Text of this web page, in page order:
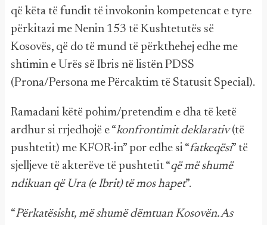
që këta të fundit të invokonin kompetencat e tyre
përkitazi me Nenin 153 të Kushtetutës së
Kosovës, që do të mund të përkthehej edhe me
shtimin e Urës së Ibris në listën PDSS
(Prona/Persona me Përcaktim të Statusit Special).
Ramadani këtë pohim/pretendim e dha të ketë
ardhur si rrjedhojë e “konfrontimit deklarativ(të
pushtetit) me KFOR-in” por edhe si “fatkeqësi” të
sjelljeve të akterëve të pushtetit “që më shumë
ndikuan që Ura (e Ibrit) të mos hapet”.
“Përkatësisht, më shumë dëmtuan Kosovën.As